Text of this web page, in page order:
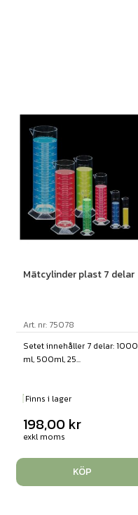
Mätcylinder plast 7 delar
Art. nr: 75078
Setet innehåller 7 delar: 1000
ml, 500ml, 25...
Finns i lager
198,00 kr
exkl moms
KÖP